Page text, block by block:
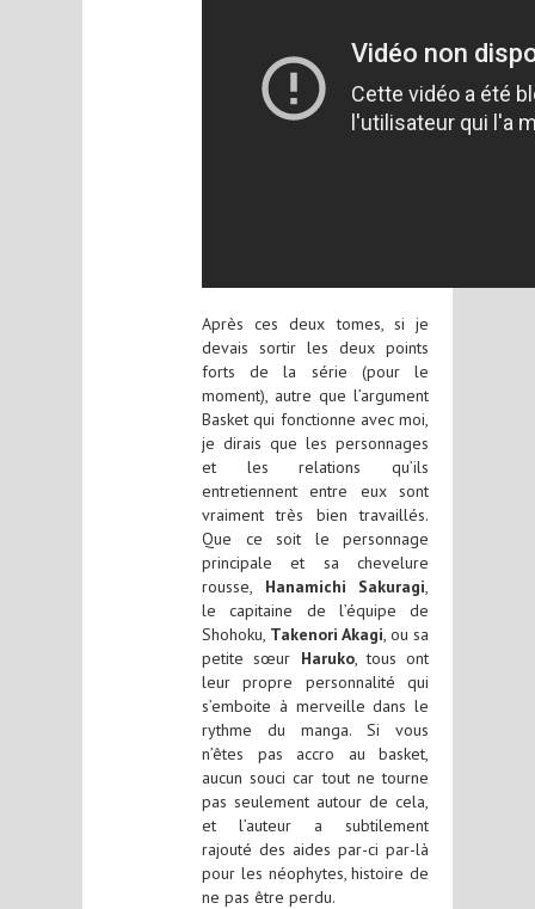
Après ces deux tomes, si je
devais sortir les deux points
forts de la série (pour le
moment), autre que l’argument
Basket qui fonctionne avec moi,
je dirais que les personnages
et les relations qu’ils
entretiennent entre eux sont
vraiment très bien travaillés.
Que ce soit le personnage
principale et sa chevelure
rousse, Hanamichi Sakuragi,
le capitaine de l’équipe de
Shohoku, Takenori Akagi, ou sa
petite sœur Haruko, tous ont
leur propre personnalité qui
s’emboite à merveille dans le
rythme du manga. Si vous
n’êtes pas accro au basket,
aucun souci car tout ne tourne
pas seulement autour de cela,
et l’auteur a subtilement
rajouté des aides par-ci par-là
pour les néophytes, histoire de
ne pas être perdu.